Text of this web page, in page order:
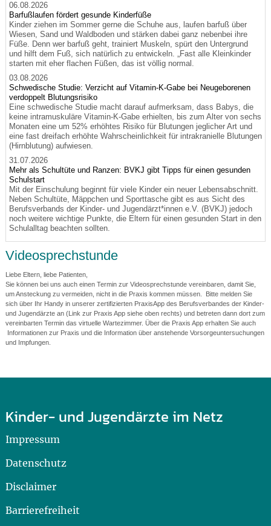
06.08.2026
Barfußlaufen fördert gesunde Kinderfüße
Kinder ziehen im Sommer gerne die Schuhe aus, laufen barfuß über
Wiesen, Sand und Waldboden und stärken dabei ganz nebenbei ihre
Füße. Denn wer barfuß geht, trainiert Muskeln, spürt den Untergrund
und hilft dem Fuß, sich natürlich zu entwickeln. „Fast alle Kleinkinder
starten mit eher flachen Füßen, das ist völlig normal.
03.08.2026
Schwedische Studie: Verzicht auf Vitamin-K-Gabe bei Neugeborenen
verdoppelt Blutungsrisiko
Eine schwedische Studie macht darauf aufmerksam, dass Babys, die
keine intramuskuläre Vitamin-K-Gabe erhielten, bis zum Alter von sechs
Monaten eine um 52% erhöhtes Risiko für Blutungen jeglicher Art und
eine fast dreifach erhöhte Wahrscheinlichkeit für intrakranielle Blutungen
(Hirnblutung) aufwiesen.
31.07.2026
Mehr als Schultüte und Ranzen: BVKJ gibt Tipps für einen gesunden
Schulstart
Mit der Einschulung beginnt für viele Kinder ein neuer Lebensabschnitt.
Neben Schultüte, Mäppchen und Sporttasche gibt es aus Sicht des
Berufsverbands der Kinder- und Jugendärzt*innen e.V. (BVKJ) jedoch
noch weitere wichtige Punkte, die Eltern für einen gesunden Start in den
Schulalltag beachten sollten.
Videosprechstunde
Liebe Eltern, liebe Patienten,
Sie können bei uns auch einen Termin zur Videosprechstunde vereinbaren, damit Sie,
um Ansteckung zu vermeiden, nicht in die Praxis kommen müssen. Bitte melden Sie
sich über Ihr Handy in unserer zertifizierten PraxisApp des Berufsverbandes der Kinder-
und Jugendärzte an (Link zur Praxis App siehe oben rechts) und betreten dann dort zum
vereinbarten Termin das virtuelle Wartezimmer. Über die Praxis App erhalten Sie auch
Informationen zur Praxis und die Information über anstehende Vorsorgeuntersuchungen
und Impfungen.
Kinder- und Jugendärzte im Netz
Impressum
Datenschutz
Disclaimer
Barrierefreiheit